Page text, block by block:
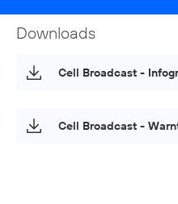
Downloads
Cell Broadcast -
Cell Broadcast -